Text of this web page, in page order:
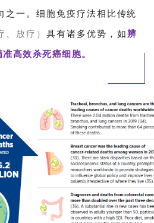
之一。细胞免疫疗法相比传统
、放疗） 具有诸多优势，如辨
高效杀死癌细胞。